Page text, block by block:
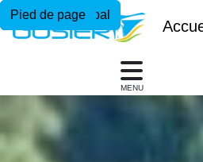
Menu principal
Contenu principal
Pied de page
MENU